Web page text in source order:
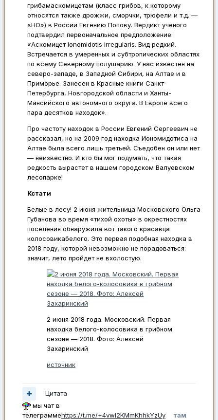
грибамаскомицетам (класс грибов, к которому
относятся также дрожжи, сморчки, трюфели и т.д. —
«НО») в России Евгению Попову. Вердикт ученого
подтвердил первоначальное предположение:
«Аскомицет Ionomidotis irregularis. Вид редкий.
Встречается в умеренных и субтропических областях
по всему Северному полушарию. У нас известен на
северо-западе, в Западной Сибири, на Алтае и в
Приморье. Занесен в Красные книги Санкт-
Петербурга, Новгородской области и Ханты-
Мансийского автономного округа. В Европе всего
пара десятков находок».
Про частоту находок в России Евгений Сергеевич не
рассказал, но на 2009 год находка Иономидотиса на
Алтае была всего лишь третьей. Съедобен он или нет
— неизвестно. И кто бы мог подумать, что такая
редкость вырастет в нашем городском Валуевском
лесопарке!
Кстати
Белые в лесу! 2 июня жительница Московского Ольга
Губанова во время «тихой охоты» в окрестностях
поселения обнаружила вот такого красавца
колосовикабелого. Это первая подобная находка в
2018 году, которой невозможно не порадоваться:
значит, лето пройдет не вхолостую.
2 июня 2018 года. Московский. Первая
находка белого-колосовика в грибном
сезоне — 2018. Фото: Алексей
Захаринский
источник
Цитата
мы чат в
телеграммеhttps://t.me/+4vwl2KMmKhhkYzUy
там